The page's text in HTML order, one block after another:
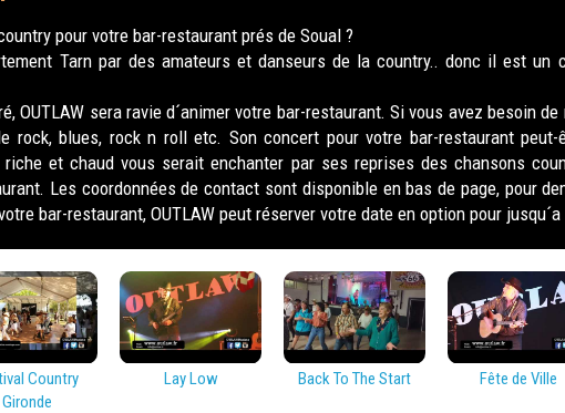
pour votre bar-restaurant prés de Soual ?
Tarn par des amateurs et danseurs de la country.. donc il est un
OUTLAW sera ravie d´animer votre bar-restaurant. Si vous avez besoin
rock, blues, rock n roll etc. Son concert pour votre bar-restaurant
et chaud vous serait enchanter par ses reprises des chansons
Les coordonnées de contact sont disponible en bas de page, pour
bar-restaurant, OUTLAW peut réserver votre date en option pour jusqu´a
Country
Gironde
Lay Low Back To The Start Fête de Ville